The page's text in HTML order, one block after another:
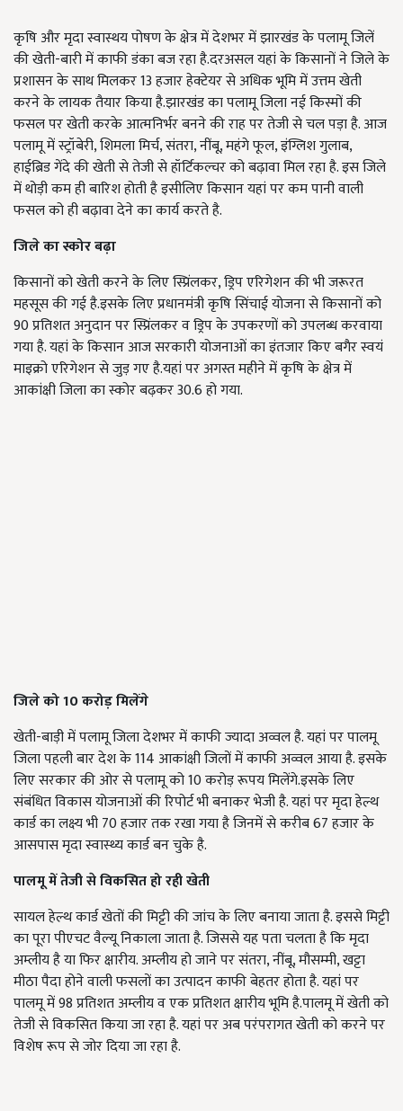
कृषि और मृदा स्वास्थय पोषण के क्षेत्र में देशभर में झारखंड के पलामू जिलें
की खेती-बारी में काफी डंका बज रहा है.दरअसल यहां के किसानों ने जिले के
प्रशासन के साथ मिलकर 13 हजार हेक्टेयर से अधिक भूमि में उत्तम खेती
करने के लायक तैयार किया है.झारखंड का पलामू जिला नई किस्मों की
फसल पर खेती करके आत्मनिर्भर बनने की राह पर तेजी से चल पड़ा है. आज
पलामू में स्ट्रॉबेरी, शिमला मिर्च, संतरा, नींबू, महंगे फूल, इंग्लिश गुलाब,
हाईब्रिड गेंदे की खेती से तेजी से हॉर्टिकल्चर को बढ़ावा मिल रहा है. इस जिले
में थोड़ी कम ही बारिश होती है इसीलिए किसान यहां पर कम पानी वाली
फसल को ही बढ़ावा देने का कार्य करते है.
जिले का स्कोर बढ़ा
किसानों को खेती करने के लिए स्प्रिंलकर, ड्रिप एरिगेशन की भी जरूरत
महसूस की गई है.इसके लिए प्रधानमंत्री कृषि सिंचाई योजना से किसानों को
90 प्रतिशत अनुदान पर स्प्रिंलकर व ड्रिप के उपकरणों को उपलब्ध करवाया
गया है. यहां के किसान आज सरकारी योजनाओं का इंतजार किए बगैर स्वयं
माइक्रो एरिगेशन से जुड़ गए है.यहां पर अगस्त महीने में कृषि के क्षेत्र में
आकांक्षी जिला का स्कोर बढ़कर 30.6 हो गया.
जिले को 10 करोड़ मिलेंगे
खेती-बाड़ी में पलामू जिला देशभर में काफी ज्यादा अव्वल है. यहां पर पालमू
जिला पहली बार देश के 114 आकांक्षी जिलों में काफी अव्वल आया है. इसके
लिए सरकार की ओर से पलामू को 10 करोड़ रूपय मिलेंगे.इसके लिए
संबंधित विकास योजनाओं की रिपोर्ट भी बनाकर भेजी है. यहां पर मृदा हेल्थ
कार्ड का लक्ष्य भी 70 हजार तक रखा गया है जिनमें से करीब 67 हजार के
आसपास मृदा स्वास्थ्य कार्ड बन चुके है.
पालमू में तेजी से विकसित हो रही खेती
सायल हेल्थ कार्ड खेतों की मिट्टी की जांच के लिए बनाया जाता है. इससे मिट्टी
का पूरा पीएचट वैल्यू निकाला जाता है. जिससे यह पता चलता है कि मृदा
अम्लीय है या फिर क्षारीय. अम्लीय हो जाने पर संतरा, नींबू, मौसम्मी, खट्टा
मीठा पैदा होने वाली फसलों का उत्पादन काफी बेहतर होता है. यहां पर
पालमू में 98 प्रतिशत अम्लीय व एक प्रतिशत क्षारीय भूमि है.पालमू में खेती को
तेजी से विकसित किया जा रहा है. यहां पर अब परंपरागत खेती को करने पर
विशेष रूप से जोर दिया जा रहा है.